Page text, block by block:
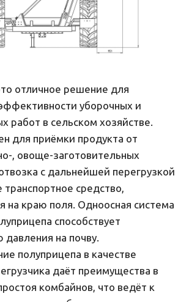
отличное решение для
уборочных и
работ в сельском хозяйстве.
для приёмки продукта от
, овоще-заготовительных
с дальнейшей перегрузкой
средство,
на краю поля. Одноосная система
способствует
на почву.
полуприцепа в качестве
даёт преимущества в
комбайнов, что ведёт к